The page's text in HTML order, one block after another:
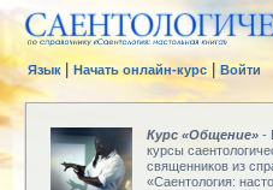
Язык| Начать онлайн-курс Войти
Курс «Общение» -
курсы
священников из
«Саентология: